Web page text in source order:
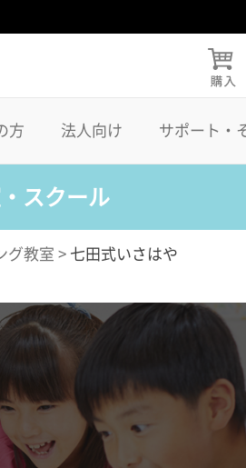
方 法人向け サポート・
スクール
グ教室 > 七田式いさはや